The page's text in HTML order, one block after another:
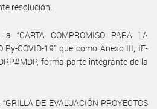
resolución.
“CARTA COMPROMISO PARA LA
Py-COVID-19” que como Anexo III, IF-
forma parte integrante de la
DE EVALUACIÓN PROYECTOS